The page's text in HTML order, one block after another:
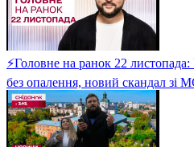
⚡Головне на ранок 22
без опалення, новий скандал зі